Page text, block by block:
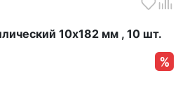
10х182 мм , 10 шт.